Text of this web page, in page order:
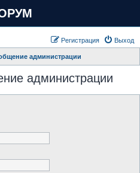
Выход
Регистрация
администрации
администрации